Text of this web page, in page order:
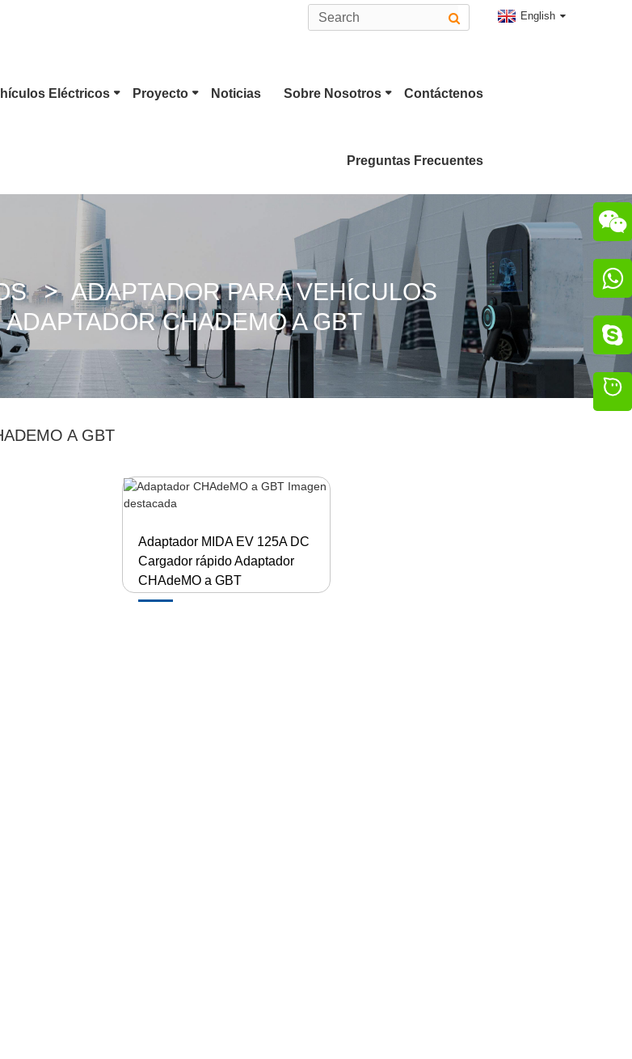
English
Conector CCS Combinado 2
Eléctricos Proyecto Noticias Sobre Nosotros Contáctenos
Preguntas Frecuentes
ADAPTADOR PARA VEHÍCULOS
ADAPTADOR CHADEMO A GBT
A GBT
Adaptador MIDA EV 125A DC
Cargador rápido Adaptador
CHAdeMO a GBT


